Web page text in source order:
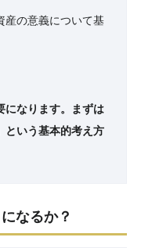
産の意義について基
になります。まずは
という基本的考え方
なるか？